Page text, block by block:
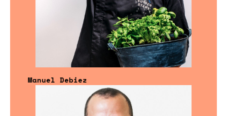
Manuel Debiez